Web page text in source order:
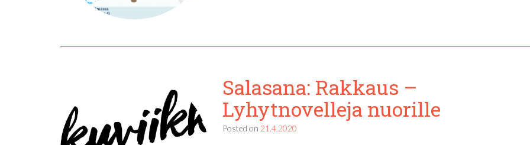
Salasana: Rakkaus –
Lyhytnovelleja nuorille
Posted on 21.4.2020